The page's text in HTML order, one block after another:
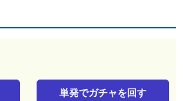
単発でガチャを回す